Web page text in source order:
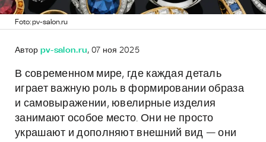
Foto: pv-salon.ru
Автор pv-salon.ru, 07 ноя 2025
В современном мире, где каждая деталь
играет важную роль в формировании образа
и самовыражении, ювелирные изделия
занимают особое место. Они не просто
украшают и дополняют внешний вид — они